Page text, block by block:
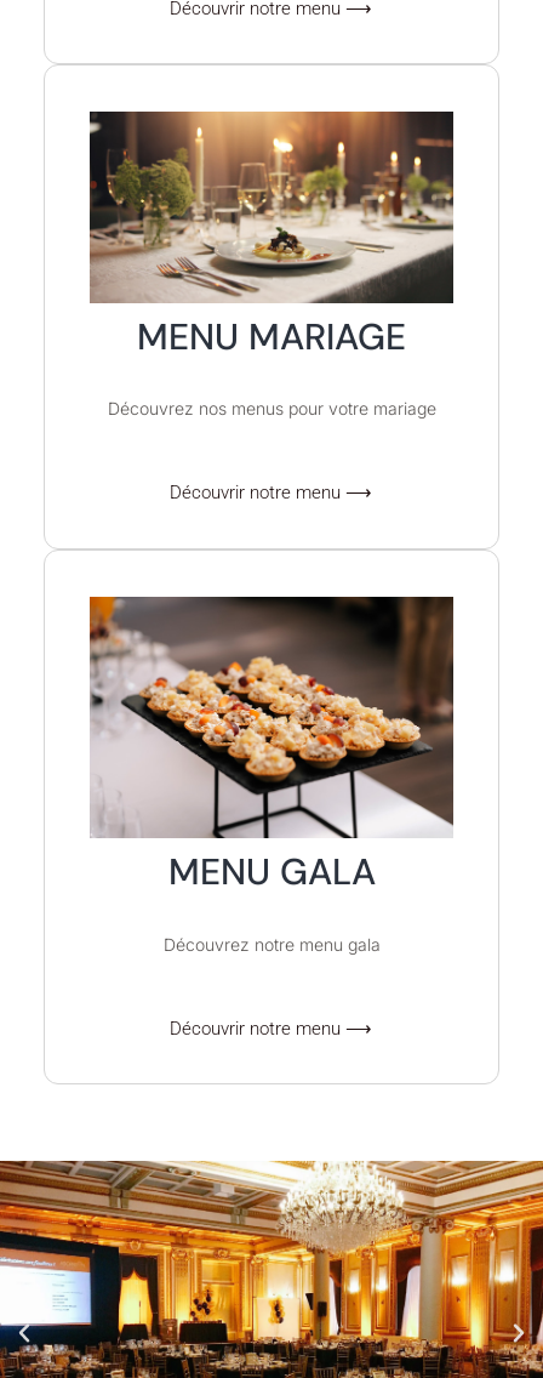
Découvrir notre menu ⟶
MENU MARIAGE
Découvrez nos menus pour votre mariage
Découvrir notre menu ⟶
MENU GALA
Découvrez notre menu gala
Découvrir notre menu ⟶